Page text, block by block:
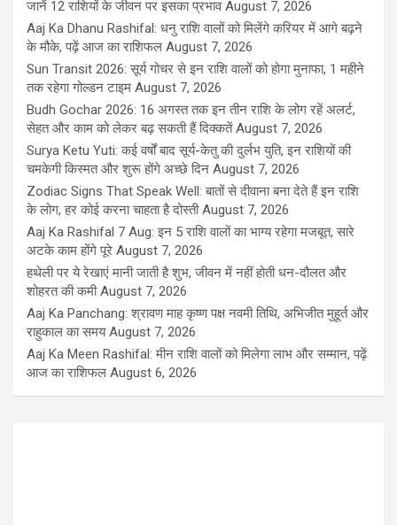
जानें 12 राशियों के जीवन पर इसका प्रभाव August 7, 2026
Aaj Ka Dhanu Rashifal: धनु राशि वालों को मिलेंगे करियर में आगे बढ़ने
के मौके, पढ़ें आज का राशिफल August 7, 2026
Sun Transit 2026: सूर्य गोचर से इन राशि वालों को होगा मुनाफा, 1 महीने
तक रहेगा गोल्डन टाइम August 7, 2026
Budh Gochar 2026: 16 अगस्त तक इन तीन राशि के लोग रहें अलर्ट,
सेहत और काम को लेकर बढ़ सकती हैं दिक्कतें August 7, 2026
Surya Ketu Yuti: कई वर्षों बाद सूर्य-केतु की दुर्लभ युति, इन राशियों की
चमकेगी किस्मत और शुरू होंगे अच्छे दिन August 7, 2026
Zodiac Signs That Speak Well: बातों से दीवाना बना देते हैं इन राशि
के लोग, हर कोई करना चाहता है दोस्ती August 7, 2026
Aaj Ka Rashifal 7 Aug: इन 5 राशि वालों का भाग्य रहेगा मजबूत, सारे
अटके काम होंगे पूरे August 7, 2026
हथेली पर ये रेखाएं मानी जाती है शुभ, जीवन में नहीं होती धन-दौलत और
शोहरत की कमी August 7, 2026
Aaj Ka Panchang: श्रावण माह कृष्ण पक्ष नवमी तिथि, अभिजीत मुहूर्त और
राहुकाल का समय August 7, 2026
Aaj Ka Meen Rashifal: मीन राशि वालों को मिलेगा लाभ और सम्मान, पढ़ें
आज का राशिफल August 6, 2026